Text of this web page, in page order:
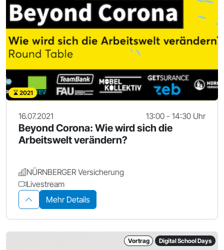
2021
16.07.2021 13:00 - 14:30 Uhr
Beyond Corona: Wie wird sich die
Arbeitswelt verändern?
NÜRNBERGER Versicherung
Livestream
Mehr Details
Vortrag Digital School Days